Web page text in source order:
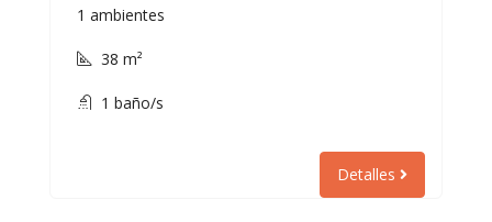
1 ambientes
38 m²
1 baño/s
Detalles